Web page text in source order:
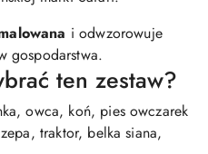
i odwzorowuje
gospodarstwa.
ten zestaw?
owca, koń, pies owczarek
traktor, belka siana,